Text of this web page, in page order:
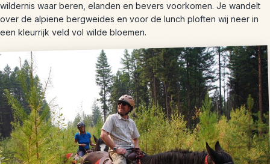
wildernis waar beren, elanden en bevers voorkomen. Je wandelt
over de alpiene bergweides en voor de lunch ploften wij neer in
een kleurrijk veld vol wilde bloemen.